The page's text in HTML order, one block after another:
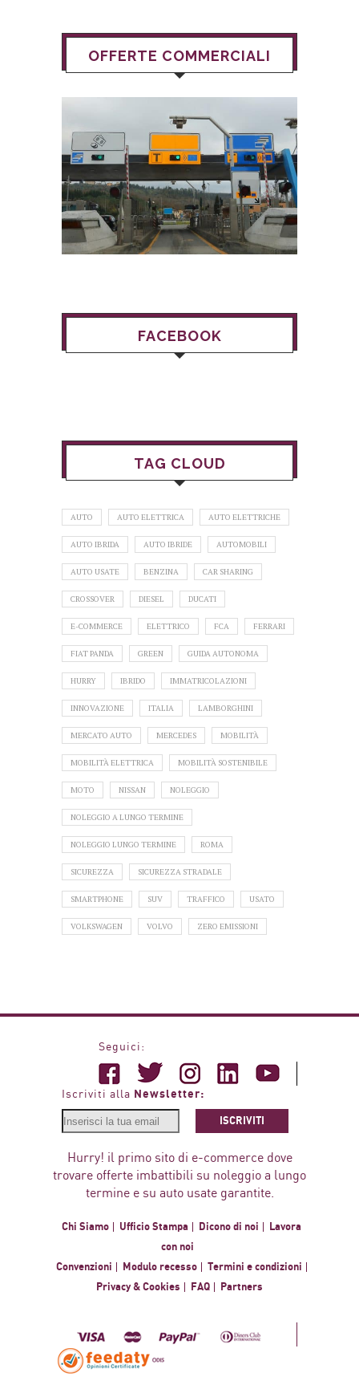
OFFERTE COMMERCIALI
FACEBOOK
TAG CLOUD
AUTO AUTO ELETTRICA AUTO ELETTRICHE
AUTO IBRIDA AUTO IBRIDE AUTOMOBILI
AUTO USATE BENZINA CAR SHARING
CROSSOVER DIESEL DUCATI
E-COMMERCE ELETTRICO FCA FERRARI
FIAT PANDA GREEN GUIDA AUTONOMA
HURRY IBRIDO IMMATRICOLAZIONI
INNOVAZIONE ITALIA LAMBORGHINI
MERCATO AUTO MERCEDES MOBILITÀ
MOBILITÀ ELETTRICA MOBILITÀ SOSTENIBILE
MOTO NISSAN NOLEGGIO
NOLEGGIO A LUNGO TERMINE
NOLEGGIO LUNGO TERMINE ROMA
SICUREZZA SICUREZZA STRADALE
SMARTPHONE SUV TRAFFICO USATO
VOLKSWAGEN VOLVO ZERO EMISSIONI
Seguici:
Iscriviti alla Newsletter:
ISCRIVITI
Hurry! il primo sito di e-commerce dove
trovare offerte imbattibili su noleggio a lungo
termine e su auto usate garantite.
Chi Siamo Ufficio Stampa Dicono di noi
Lavora
con noi
Convenzioni
Modulo recesso
Termini e condizioni
Privacy & Cookies
FAQ Partners